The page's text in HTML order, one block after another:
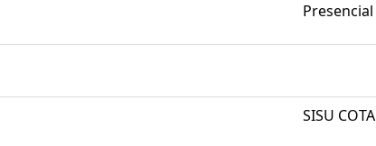
Presencial
SISU COTA